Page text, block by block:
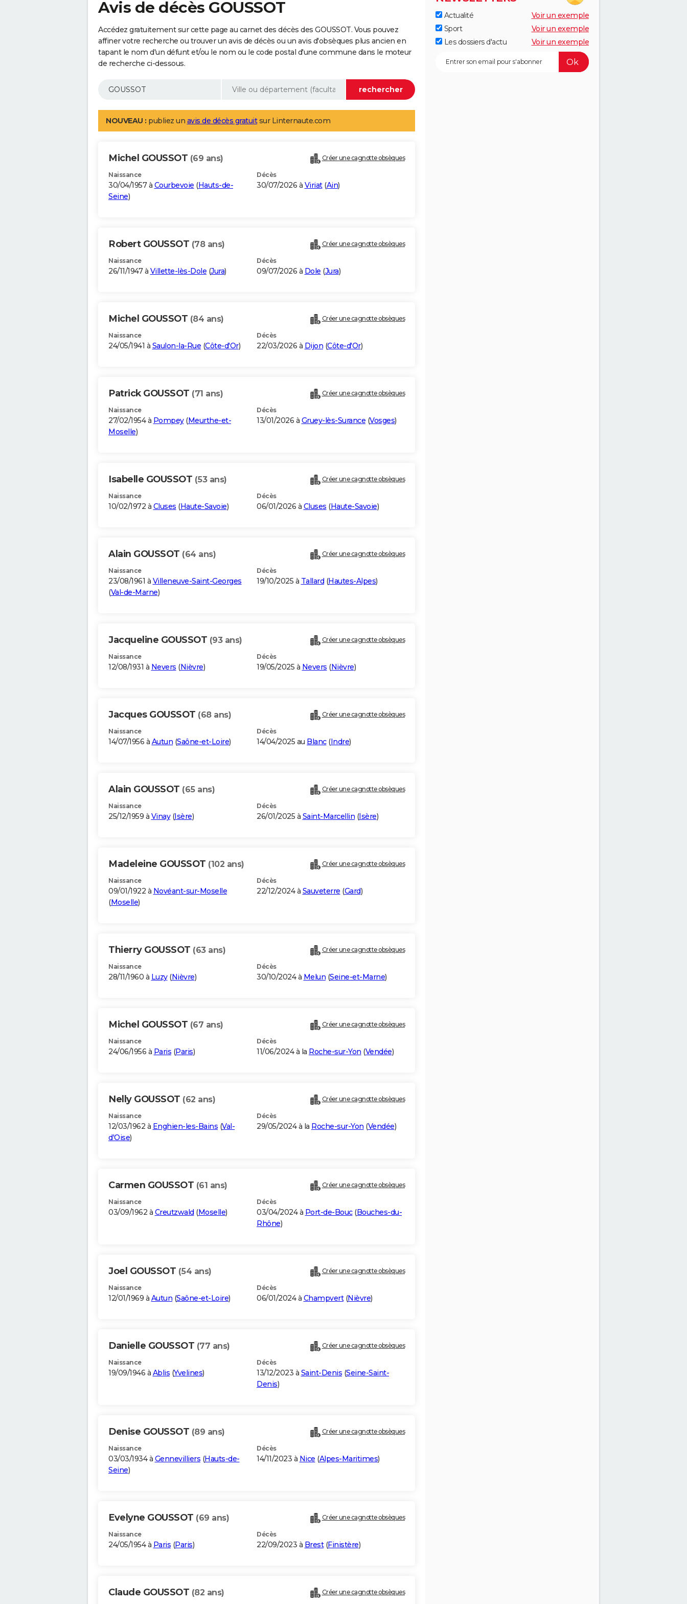
Avis de décès GOUSSOT
Accédez gratuitement sur cette page au carnet des décès des GOUSSOT. Vous pouvez
affiner votre recherche ou trouver un avis de décès ou un avis d'obsèques plus ancien en
tapant le nom d'un défunt et/ou le nom ou le code postal d'une commune dans le moteur
de recherche ci-dessous.
NOUVEAU : publiez un avis de décès gratuitsur Linternaute.com
Michel GOUSSOT (69 ans) Créer une cagnotte obsèques
Naissance
30/04/1957 à Courbevoie (Hauts-de-
Seine)
Décès
30/07/2026 à Viriat(Ain)
Robert GOUSSOT (78 ans) Créer une cagnotte obsèques
Naissance
26/11/1947 à Villette-lès-Dole (Jura)
Décès
09/07/2026 à Dole (Jura)
Michel GOUSSOT (84 ans) Créer une cagnotte obsèques
Naissance
24/05/1941 à Saulon-la-Rue (Côte-d'Or)
Décès
22/03/2026 à Dijon (Côte-d'Or)
Patrick GOUSSOT (71 ans) Créer une cagnotte obsèques
Naissance
27/02/1954 à Pompey(Meurthe-et-
Moselle)
Décès
13/01/2026 à Gruey-lès-Surance (Vosges)
Isabelle GOUSSOT (53 ans) Créer une cagnotte obsèques
Naissance
10/02/1972 à Cluses (Haute-Savoie)
Décès
06/01/2026 à Cluses (Haute-Savoie)
Alain GOUSSOT (64 ans) Créer une cagnotte obsèques
Naissance
23/08/1961 à Villeneuve-Saint-Georges
(Val-de-Marne)
Décès
19/10/2025 à Tallard (Hautes-Alpes)
Jacqueline GOUSSOT (93 ans) Créer une cagnotte obsèques
Naissance
12/08/1931 à Nevers (Nièvre)
Décès
19/05/2025 à Nevers (Nièvre)
Jacques GOUSSOT (68 ans) Créer une cagnotte obsèques
Naissance
14/07/1956 à Autun (Saône-et-Loire)
Décès
14/04/2025 au Blanc(Indre)
Alain GOUSSOT (65 ans) Créer une cagnotte obsèques
Naissance
25/12/1959 à Vinay(Isère)
Décès
26/01/2025 à Saint-Marcellin (Isère)
Madeleine GOUSSOT (102 ans) Créer une cagnotte obsèques
Naissance
09/01/1922 à Novéant-sur-Moselle
(Moselle)
Décès
22/12/2024 à Sauveterre (Gard)
Thierry GOUSSOT (63 ans) Créer une cagnotte obsèques
Naissance
28/11/1960 à Luzy(Nièvre)
Décès
30/10/2024 à Melun (Seine-et-Marne)
Michel GOUSSOT (67 ans) Créer une cagnotte obsèques
Naissance
24/06/1956 à Paris (Paris)
Décès
11/06/2024 à la Roche-sur-Yon (Vendée)
Nelly GOUSSOT (62 ans) Créer une cagnotte obsèques
Naissance
12/03/1962 à Enghien-les-Bains (Val-
d'Oise)
Décès
29/05/2024 à la Roche-sur-Yon (Vendée)
Carmen GOUSSOT (61 ans) Créer une cagnotte obsèques
Naissance
03/09/1962 à Creutzwald (Moselle)
Décès
03/04/2024 à Port-de-Bouc(Bouches-du-
Rhône)
Joel GOUSSOT (54 ans) Créer une cagnotte obsèques
Naissance
12/01/1969 à Autun (Saône-et-Loire)
Décès
06/01/2024 à Champvert(Nièvre)
Danielle GOUSSOT (77 ans) Créer une cagnotte obsèques
Naissance
19/09/1946 à Ablis (Yvelines)
Décès
13/12/2023 à Saint-Denis (Seine-Saint-
Denis)
Denise GOUSSOT (89 ans) Créer une cagnotte obsèques
Naissance
03/03/1934 à Gennevilliers (Hauts-de-
Seine)
Décès
14/11/2023 à Nice (Alpes-Maritimes)
Evelyne GOUSSOT (69 ans) Créer une cagnotte obsèques
Naissance
24/05/1954 à Paris (Paris)
Décès
22/09/2023 à Brest(Finistère)
Claude GOUSSOT (82 ans) Créer une cagnotte obsèques
Actualité
Voir un exemple
Sport
Voir un exemple
Les dossiers d'actu
Voir un exemple